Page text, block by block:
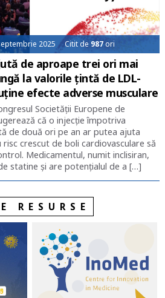
2025 Citit de 987ori
de aproape trei ori mai
la valorile țintă de LDL-
efecte adverse musculare
Societății Europene de
că o injecție împotriva
de două ori pe an ar putea ajuta
crescut de boli cardiovasculare să
Medicamentul, numit inclisiran,
statine și are potențialul de a […]
RESURSE